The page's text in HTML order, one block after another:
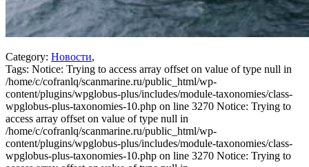
Category: Новости,
Tags: Notice: Trying to access array offset on value of type null in
/home/c/cofranlq/scanmarine.ru/public_html/wp-
content/plugins/wpglobus-plus/includes/module-taxonomies/class-
wpglobus-plus-taxonomies-10.php on line 3270 Notice: Trying to
access array offset on value of type null in
/home/c/cofranlq/scanmarine.ru/public_html/wp-
content/plugins/wpglobus-plus/includes/module-taxonomies/class-
wpglobus-plus-taxonomies-10.php on line 3270 Notice: Trying to